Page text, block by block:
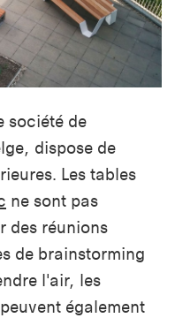
société de
dispose de
Les tables
ne sont pas
des réunions
de brainstorming
l'air, les
également